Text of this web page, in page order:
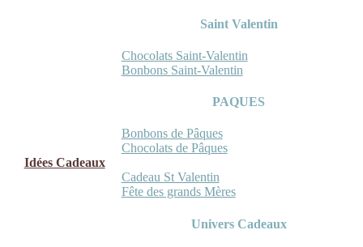
Saint Valentin
Chocolats Saint-Valentin
Bonbons Saint-Valentin
PAQUES
Bonbons de Pâques
Chocolats de Pâques
Idées Cadeaux
Cadeau St Valentin
Fête des grands Mères
Univers Cadeaux